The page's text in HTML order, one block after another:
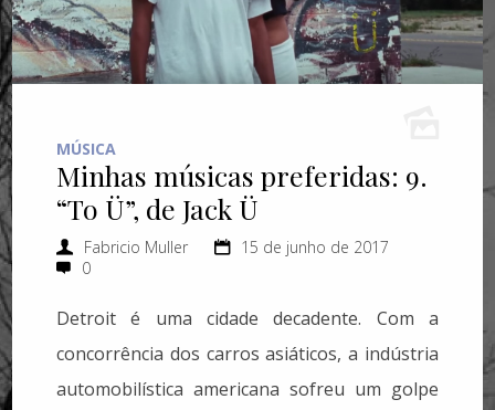
MÚSICA
Minhas músicas preferidas: 9.
“To Ü”, de Jack Ü
Fabricio Muller
15 de junho de 2017
0
Detroit é uma cidade decadente. Com a
concorrência dos carros asiáticos, a indústria
automobilística americana sofreu um golpe